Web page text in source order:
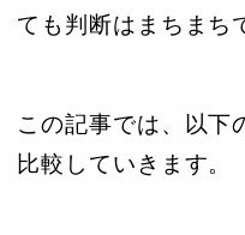
ても判断はまちまち
この記事では、以下
比較していきます。